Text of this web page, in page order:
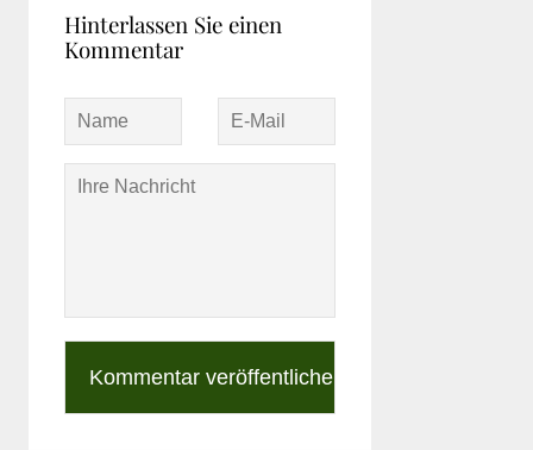
Hinterlassen Sie einen
Kommentar